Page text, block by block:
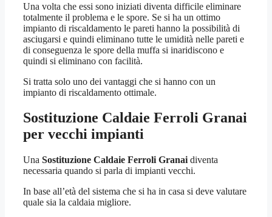
Una volta che essi sono iniziati diventa difficile eliminare
totalmente il problema e le spore. Se si ha un ottimo
impianto di riscaldamento le pareti hanno la possibilità di
asciugarsi e quindi eliminano tutte le umidità nelle pareti e
di conseguenza le spore della muffa si inaridiscono e
quindi si eliminano con facilità.
Si tratta solo uno dei vantaggi che si hanno con un
impianto di riscaldamento ottimale.
Sostituzione Caldaie Ferroli Granai
per vecchi impianti
Una Sostituzione Caldaie Ferroli Granai diventa
necessaria quando si parla di impianti vecchi.
In base all’età del sistema che si ha in casa si deve valutare
quale sia la caldaia migliore.